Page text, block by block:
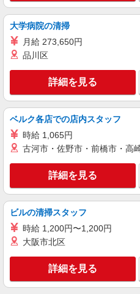
株式会社シエロ
【softbank】
時給1400
+゜ 入社祝い金10万
頂くと, インセンテ
い・週払い可
+゜・。○。・
静岡県浜松
キープ
株式会社シエロ
携帯販売スタ
月給273200
6か月・時給
り） ゜+゜・。○。・゜+゜・。○。・゜+゜ 入社
祝い金10万円支給(規定有) お
ンセンティブ支給(規定有) ゜
○。・゜+゜
静岡県浜松
キープ
株式会社シエロ
【au】人気機
大学病院の清掃
月給 273,650円
品川区
詳細を見る
ベルク各店での店内スタッフ
時給 1,065円
古河市・佐野市・前橋市・高
詳細を見る
ビルの清掃スタッフ
時給 1,200円〜1,200円
大阪市北区
詳細を見る